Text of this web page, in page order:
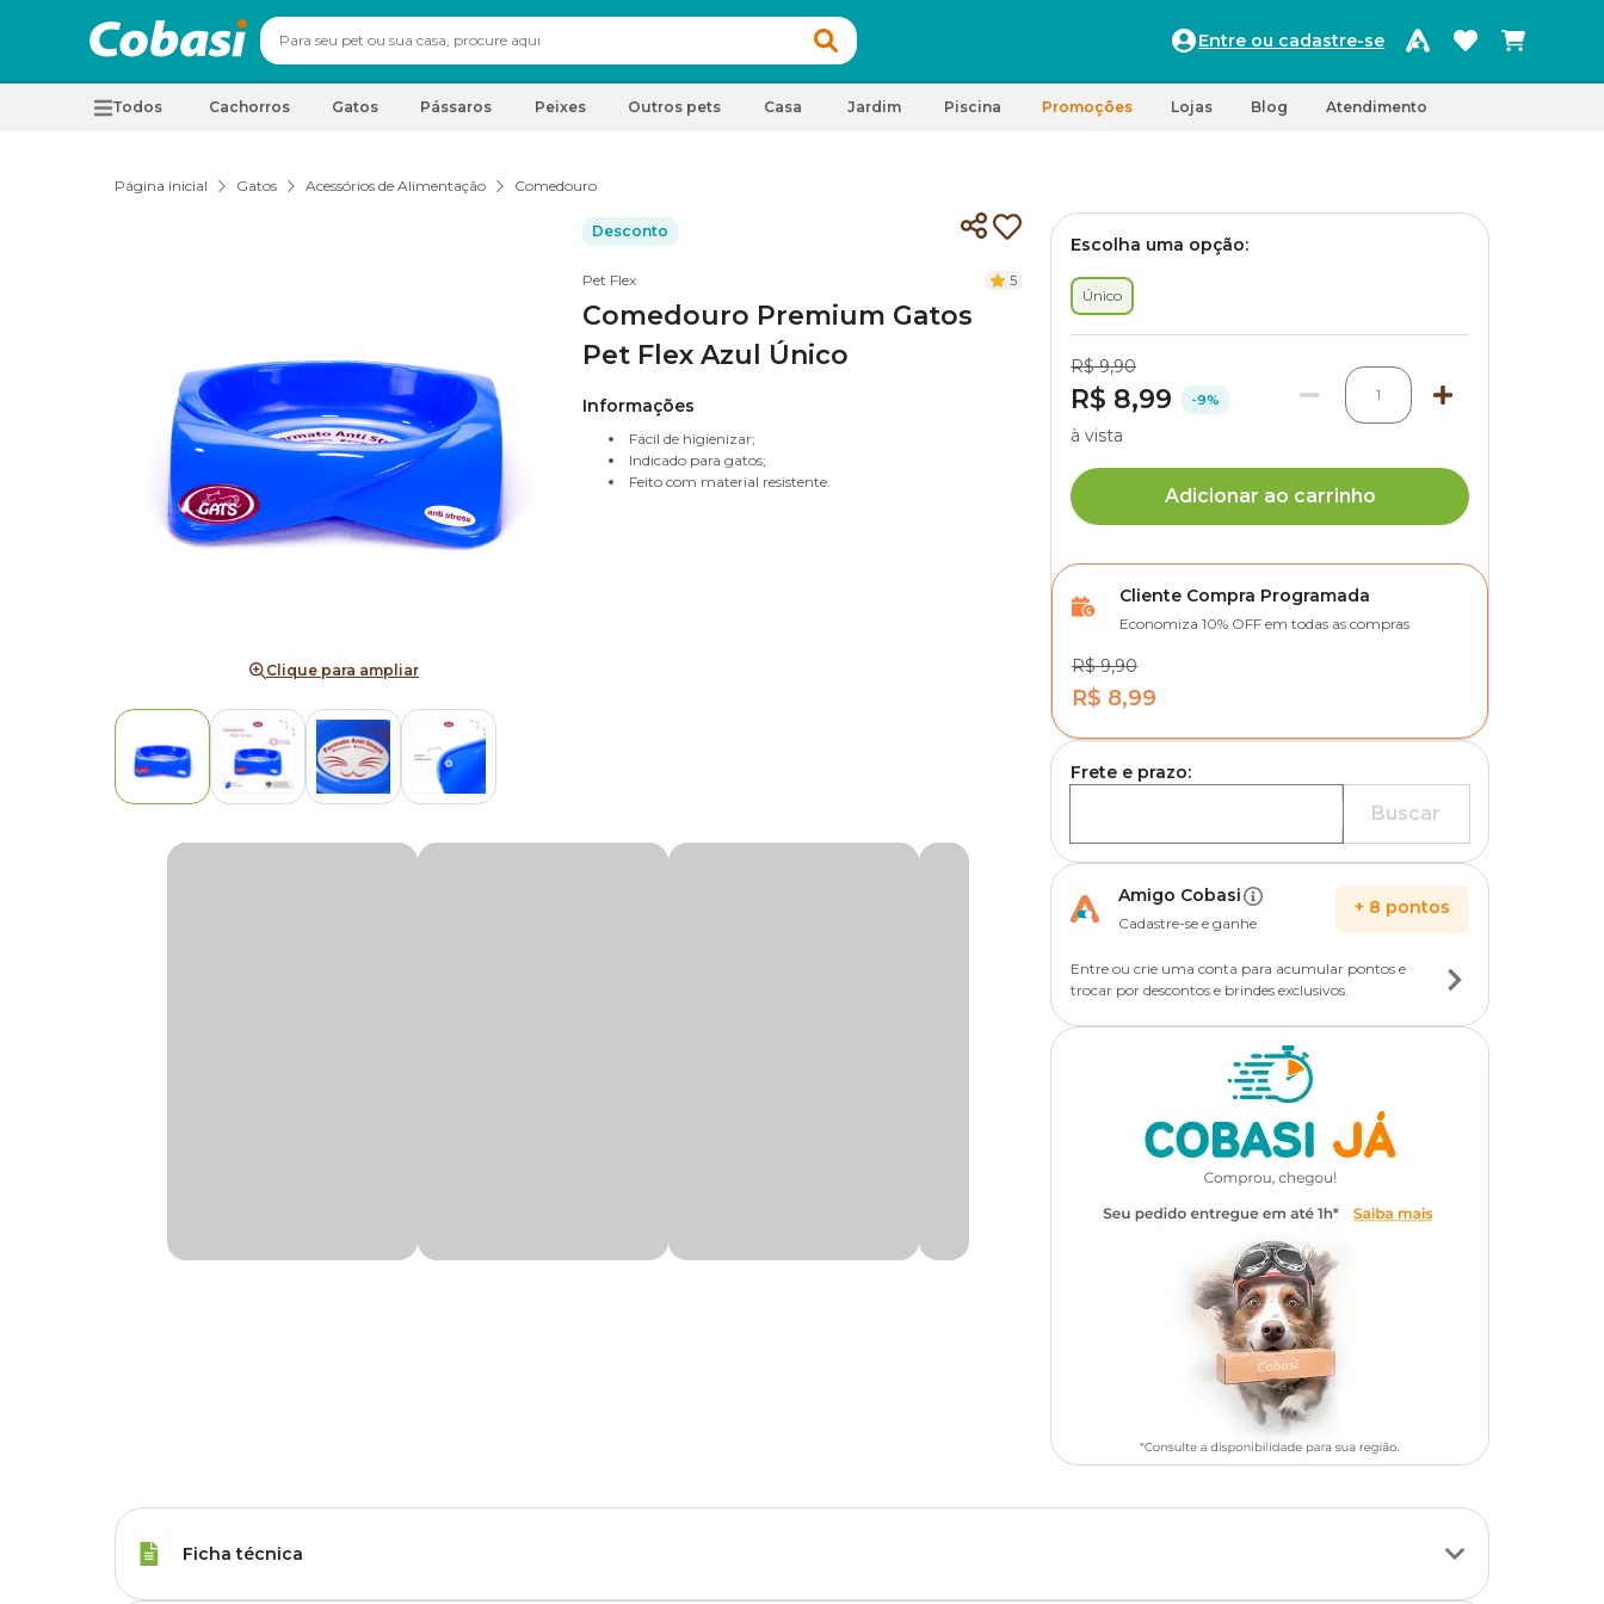
Entre ou cadastre-se
Todos Cachorros Gatos Pássaros Peixes Outros pets Casa Jardim Piscina Promoções Lojas Blog Atendimento
Página inicial Gatos Acessórios de Alimentação Comedouro
Clique para ampliar
Desconto
Pet Flex 5
Comedouro Premium Gatos
Pet Flex Azul Único
Informações
Fácil de higienizar;
Indicado para gatos;
Feito com material resistente.
Escolha uma opção:
Único
R$ 9,90
R$ 8,99 -9% 1
à vista
Adicionar ao carrinho
Cliente Compra Programada
Economiza 10% OFF em todas as compras
R$ 9,90
R$ 8,99
Frete e prazo:
Buscar
Amigo Cobasi
Cadastre-se e ganhe
+ 8 pontos
Entre ou crie uma conta para acumular pontos e
trocar por descontos e brindes exclusivos.
Ficha técnica